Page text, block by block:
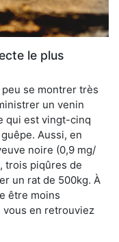
le plus
se montrer très
un venin
qui est vingt-cinq
Aussi, en
noire (0,9 mg/
trois piqûres de
un rat de 500kg. À
être moins
vous en retrouviez